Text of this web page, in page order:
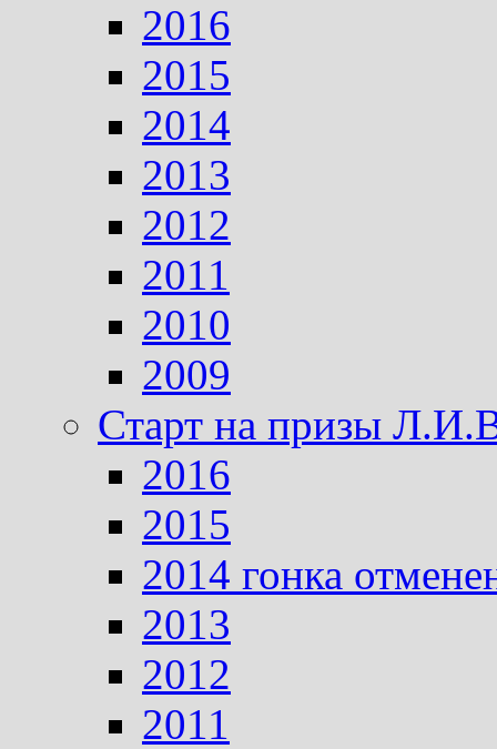
2016
2015
2014
2013
2012
2011
2010
2009
Старт на призы
2016
2015
2014 гонка
2013
2012
2011